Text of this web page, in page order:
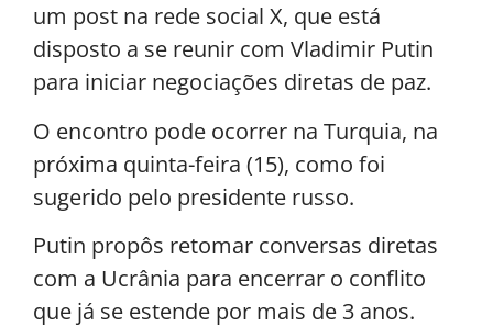
um post na rede social X, que está
disposto a se reunir com Vladimir Putin
para iniciar negociações diretas de paz.
O encontro pode ocorrer na Turquia, na
próxima quinta-feira (15), como foi
sugerido pelo presidente russo.
Putin propôs retomar conversas diretas
com a Ucrânia para encerrar o conflito
que já se estende por mais de 3 anos.